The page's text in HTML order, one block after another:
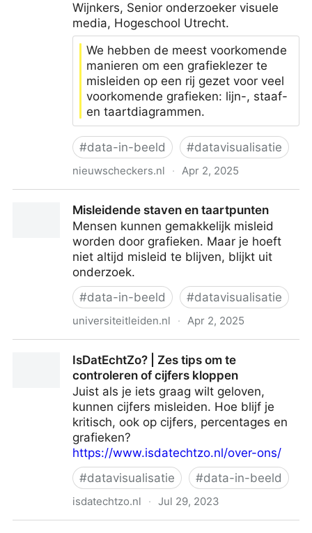
Wijnkers, Senior onderzoeker visuele
media, Hogeschool Utrecht.
We hebben de meest voorkomende
manieren om een grafieklezer te
misleiden op een rij gezet voor veel
voorkomende grafieken: lijn-, staaf-
en taartdiagrammen.
#data-in-beeld #datavisualisatie
nieuwscheckers.nl · Apr 2, 2025
– NieuwscheckersMisleidende staven en taartpunten
Mensen kunnen gemakkelijk misleid
worden door grafieken. Maar je hoeft
niet altijd misleid te blijven, blijkt uit
onderzoek.
#data-in-beeld #datavisualisatie
universiteitleiden.nl · Apr 2, 2025
IsDatEchtZo? | Zes tips om te
controleren of cijfers kloppen
Juist als je iets graag wilt geloven,
kunnen cijfers misleiden. Hoe blijf je
kritisch, ook op cijfers, percentages en
grafieken?
https://www.isdatechtzo.nl/over-ons/
#datavisualisatie #data-in-beeld
isdatechtzo.nl · Jul 29, 2023